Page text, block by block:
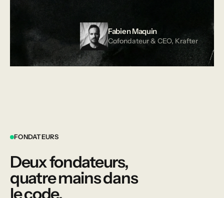
Fabien Maquin
Cofondateur & CEO, Krafter
FONDATEURS
Deux fondateurs,
quatre mains dans
le code.
COFONDATEUR & CEO